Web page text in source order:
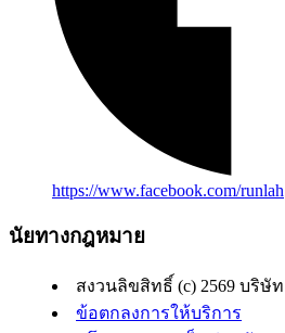
https://www.facebook.com/runlah
นัยทางกฎหมาย
สงวนลิขสิทธิ์ (c) 2569 บริ
ข้อตกลงการให้บริการ